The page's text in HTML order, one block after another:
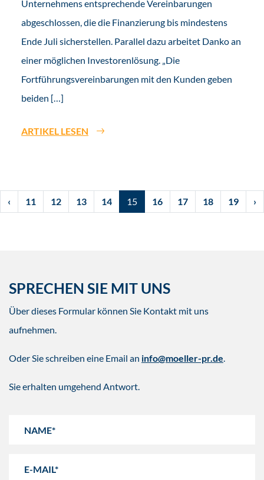
Unternehmens entsprechende Vereinbarungen
abgeschlossen, die die Finanzierung bis mindestens
Ende Juli sicherstellen. Parallel dazu arbeitet Danko an
einer möglichen Investorenlösung. „Die
Fortführungsvereinbarungen mit den Kunden geben
beiden […]
ARTIKEL LESEN
‹ 11 12 13 14 15 16 17 18 19 ›
SPRECHEN SIE MIT UNS
Über dieses Formular können Sie Kontakt mit uns
aufnehmen.
Oder Sie schreiben eine Email an info@moeller-pr.de.
Sie erhalten umgehend Antwort.